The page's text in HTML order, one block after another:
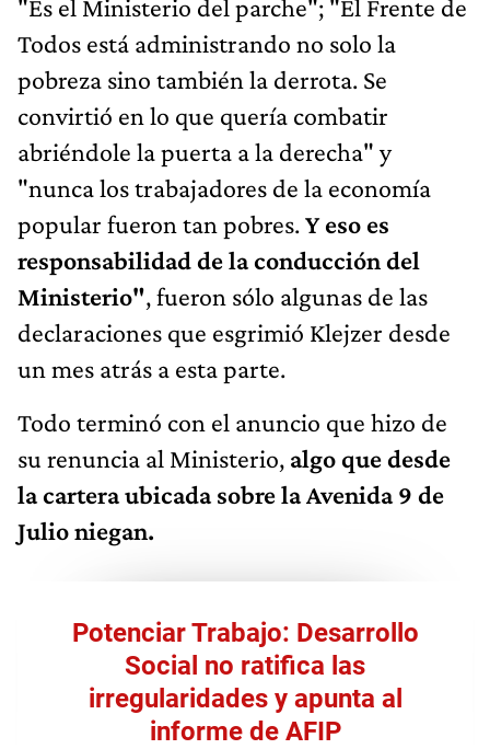
"Es el Ministerio del parche"; "El Frente de
Todos está administrando no solo la
pobreza sino también la derrota. Se
convirtió en lo que quería combatir
abriéndole la puerta a la derecha" y
"nunca los trabajadores de la economía
popular fueron tan pobres.Y eso es
responsabilidad de la conducción del
Ministerio", fueron sólo algunas de las
declaraciones que esgrimió Klejzer desde
un mes atrás a esta parte.
Todo terminó con el anuncio que hizo de
su renuncia al Ministerio, algo que desde
la cartera ubicada sobre la Avenida 9 de
Julio niegan.
Potenciar Trabajo: Desarrollo
Social no ratifica las
irregularidades y apunta al
informe de AFIP